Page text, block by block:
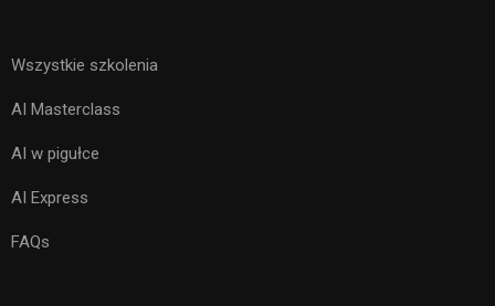
Wszystkie szkolenia
AI Masterclass
AI w pigułce
AI Express
FAQs